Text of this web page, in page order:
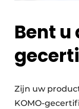
Bent u
Zijn uw
KOMO-